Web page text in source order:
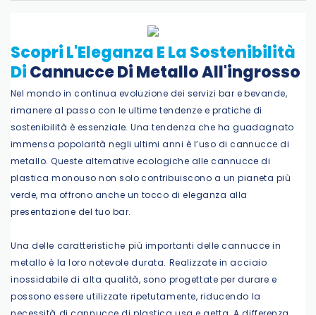
Scopri L'Eleganza E La Sostenibilità
DiCannucce Di Metallo All'ingrosso
Nel mondo in continua evoluzione dei servizi bar e bevande,
rimanere al passo con le ultime tendenze e pratiche di
sostenibilità è essenziale. Una tendenza che ha guadagnato
immensa popolarità negli ultimi anni è l’uso di cannucce di
metallo. Queste alternative ecologiche alle cannucce di
plastica monouso non solo contribuiscono a un pianeta più
verde, ma offrono anche un tocco di eleganza alla
presentazione del tuo bar.
Una delle caratteristiche più importanti delle cannucce in
metallo è la loro notevole durata. Realizzate in acciaio
inossidabile di alta qualità, sono progettate per durare e
possono essere utilizzate ripetutamente, riducendo la